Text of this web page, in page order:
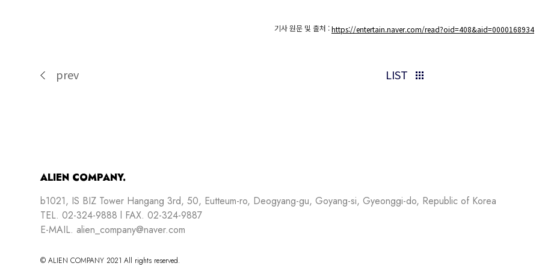
기사 원문 및 출처 :https://entertain.naver.com/read?oid=408&aid=0000168934
prev LIST
ALIEN COMPANY.
b1021, IS BIZ Tower Hangang 3rd, 50, Eutteum-ro, Deogyang-gu, Goyang-si, Gyeonggi-do, Republic of Korea
TEL. 02-324-9888 l FAX. 02-324-9887
E-MAIL. alien_company@naver.com
© ALIEN COMPANY 2021 All rights reserved.